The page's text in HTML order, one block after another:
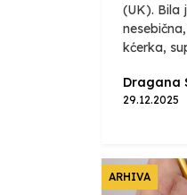
(UK). Bila
kćerka,
Dragana
29.12.2025
ARHIVA